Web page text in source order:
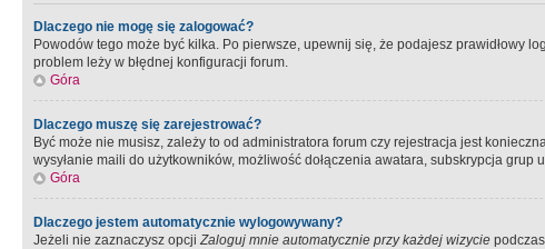
Dlaczego nie mogę się zalogować?
Powodów tego może być kilka. Po pierwsze, upewnij się, że podajesz prawidłowy
problem leży w błędnej konfiguracji forum.
Góra
Dlaczego muszę się zarejestrować?
Być może nie musisz, zależy to od administratora forum czy rejestracja jest
wysyłanie maili do użytkowników, możliwość dołączenia awatara, subskrypcja
Góra
Dlaczego jestem automatycznie wylogowywany?
Jeżeli nie zaznaczysz opcjiZaloguj mnie automatycznie przy każdej wizycie